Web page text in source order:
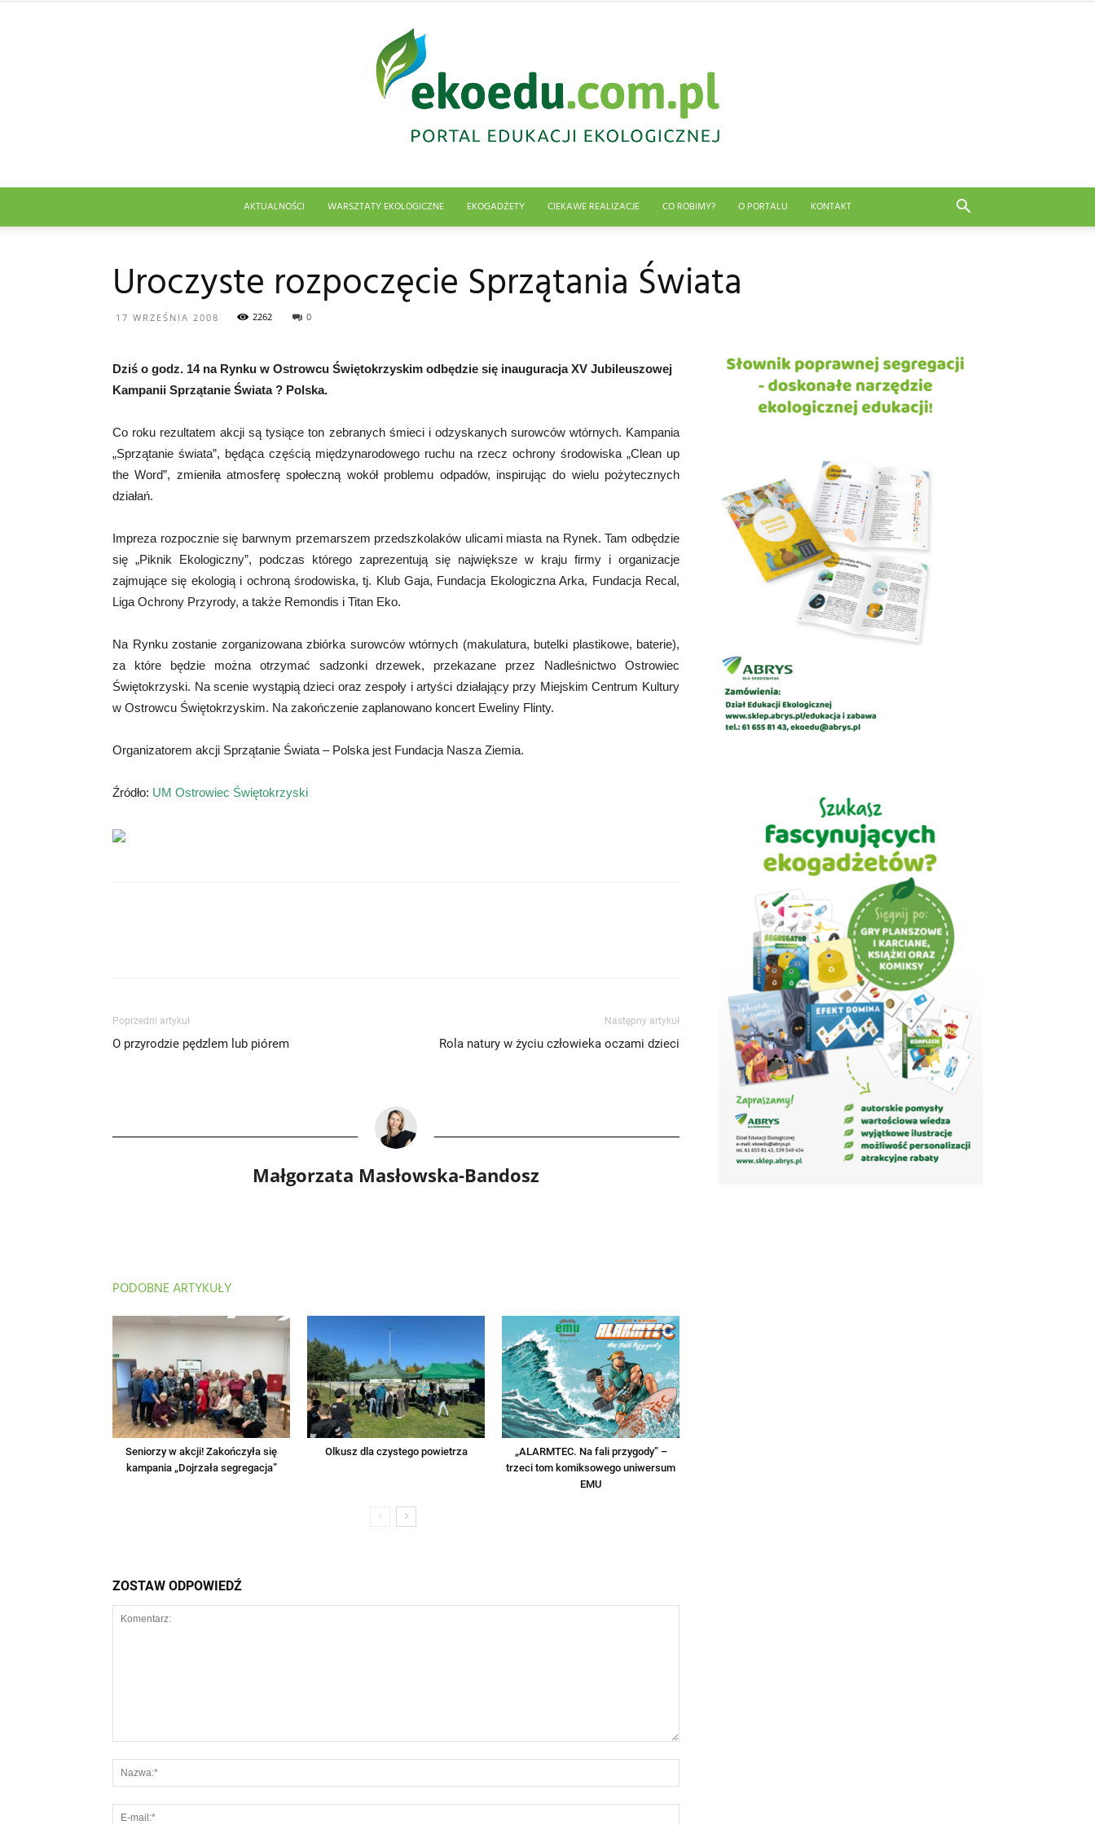
Abrys
AKTUALNOŚCI WARSZTATY EKOLOGICZNE EKOGADŻETY CIEKAWE REALIZACJE CO ROBIMY? O PORTALU KONTAKT
Uroczyste rozpoczęcie Sprzątania Świata
17 WRZEŚNIA 2008 2262 0
Dziś o godz. 14 na Rynku w Ostrowcu Świętokrzyskim odbędzie się inauguracja XV Jubileuszowej
Kampanii Sprzątanie Świata ? Polska.
Co roku rezultatem akcji są tysiące ton zebranych śmieci i odzyskanych surowców wtórnych. Kampania
„Sprzątanie świata”, będąca częścią międzynarodowego ruchu na rzecz ochrony środowiska „Clean up
the Word”, zmieniła atmosferę społeczną wokół problemu odpadów, inspirując do wielu pożytecznych
działań.
Impreza rozpocznie się barwnym przemarszem przedszkolaków ulicami miasta na Rynek. Tam odbędzie
się „Piknik Ekologiczny”, podczas którego zaprezentują się największe w kraju firmy i organizacje
zajmujące się ekologią i ochroną środowiska, tj. Klub Gaja, Fundacja Ekologiczna Arka, Fundacja Recal,
Liga Ochrony Przyrody, a także Remondis i Titan Eko.
Na Rynku zostanie zorganizowana zbiórka surowców wtórnych (makulatura, butelki plastikowe, baterie),
za które będzie można otrzymać sadzonki drzewek, przekazane przez Nadleśnictwo Ostrowiec
Świętokrzyski. Na scenie wystąpią dzieci oraz zespoły i artyści działający przy Miejskim Centrum Kultury
w Ostrowcu Świętokrzyskim. Na zakończenie zaplanowano koncert Eweliny Flinty.
Organizatorem akcji Sprzątanie Świata – Polska jest Fundacja Nasza Ziemia.
Źródło: UM Ostrowiec Świętokrzyski
Poprzedni artykuł
O przyrodzie pędzlem lub piórem
Następny artykuł
Rola natury w życiu człowieka oczami dzieci
Małgorzata Masłowska-Bandosz
PODOBNE ARTYKUŁY
Seniorzy w akcji! Zakończyła się
kampania „Dojrzała segregacja”
Olkusz dla czystego powietrza
„ALARMTEC. Na fali przygody” –
trzeci tom komiksowego uniwersum
EMU
ZOSTAW ODPOWIEDŹ